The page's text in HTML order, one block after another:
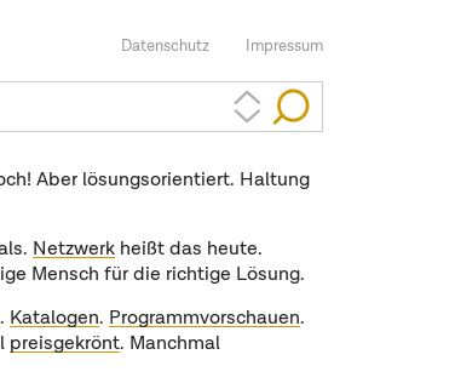
Impressum
Datenschutz
Aber lösungsorientiert. Haltung
Netzwerkheißt das heute.
Mensch für die richtige Lösung.
. Katalogen. Programmvorschauen.
preisgekrönt. Manchmal